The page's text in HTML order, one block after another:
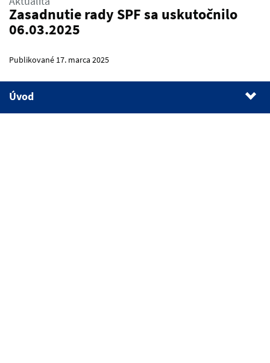
Zasadnutie rady SPF sa uskutočnilo
06.03.2025
Publikované 17. marca 2025
Úvod
1.Úvod